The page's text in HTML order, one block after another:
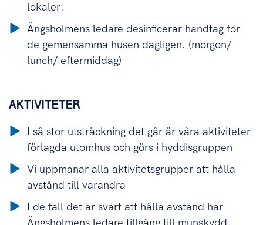
lokaler.
Ängsholmens ledare desinficerar handtag för
de gemensamma husen dagligen. (morgon/
lunch/ eftermiddag)
AKTIVITETER
I så stor utsträckning det går är våra aktiviteter
förlagda utomhus och görs i hyddisgruppen
Vi uppmanar alla aktivitetsgrupper att hålla
avstånd till varandra
I de fall det är svårt att hålla avstånd har